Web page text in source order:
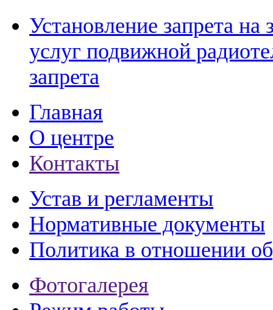
Установление запрета
услуг подвижной
запрета
Главная
О центре
Контакты
Устав и регламенты
Нормативные документы
Политика в отношении
Фотогалерея